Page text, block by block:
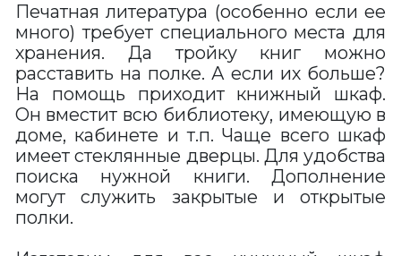
Печатная литература (особенно если ее
много) требует специального места для
хранения. Да тройку книг можно
расставить на полке. А если их больше?
На помощь приходит книжный шкаф.
Он вместит всю библиотеку, имеющую в
доме, кабинете и т.п. Чаще всего шкаф
имеет стеклянные дверцы. Для удобства
поиска нужной книги. Дополнение
могут служить закрытые и открытые
полки.